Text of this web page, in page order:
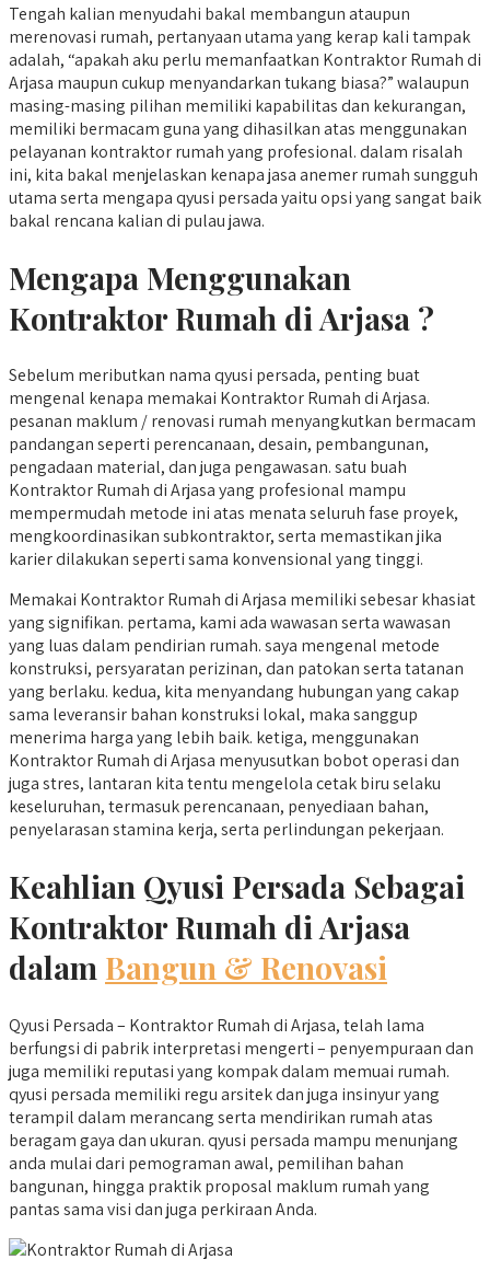
Tengah kalian menyudahi bakal membangun ataupun
merenovasi rumah, pertanyaan utama yang kerap kali tampak
adalah, “apakah aku perlu memanfaatkan Kontraktor Rumah di
Arjasa maupun cukup menyandarkan tukang biasa?” walaupun
masing-masing pilihan memiliki kapabilitas dan kekurangan,
memiliki bermacam guna yang dihasilkan atas menggunakan
pelayanan kontraktor rumah yang profesional. dalam risalah
ini, kita bakal menjelaskan kenapa jasa anemer rumah sungguh
utama serta mengapa qyusi persada yaitu opsi yang sangat baik
bakal rencana kalian di pulau jawa.
Mengapa Menggunakan
Kontraktor Rumah di Arjasa ?
Sebelum meributkan nama qyusi persada, penting buat
mengenal kenapa memakai Kontraktor Rumah di Arjasa.
pesanan maklum / renovasi rumah menyangkutkan bermacam
pandangan seperti perencanaan, desain, pembangunan,
pengadaan material, dan juga pengawasan. satu buah
Kontraktor Rumah di Arjasa yang profesional mampu
mempermudah metode ini atas menata seluruh fase proyek,
mengkoordinasikan subkontraktor, serta memastikan jika
karier dilakukan seperti sama konvensional yang tinggi.
Memakai Kontraktor Rumah di Arjasa memiliki sebesar khasiat
yang signifikan. pertama, kami ada wawasan serta wawasan
yang luas dalam pendirian rumah. saya mengenal metode
konstruksi, persyaratan perizinan, dan patokan serta tatanan
yang berlaku. kedua, kita menyandang hubungan yang cakap
sama leveransir bahan konstruksi lokal, maka sanggup
menerima harga yang lebih baik. ketiga, menggunakan
Kontraktor Rumah di Arjasa menyusutkan bobot operasi dan
juga stres, lantaran kita tentu mengelola cetak biru selaku
keseluruhan, termasuk perencanaan, penyediaan bahan,
penyelarasan stamina kerja, serta perlindungan pekerjaan.
Keahlian Qyusi Persada Sebagai
Kontraktor Rumah di Arjasa
dalam Bangun & Renovasi
Qyusi Persada – Kontraktor Rumah di Arjasa, telah lama
berfungsi di pabrik interpretasi mengerti – penyempuraan dan
juga memiliki reputasi yang kompak dalam memuai rumah.
qyusi persada memiliki regu arsitek dan juga insinyur yang
terampil dalam merancang serta mendirikan rumah atas
beragam gaya dan ukuran. qyusi persada mampu menunjang
anda mulai dari pemograman awal, pemilihan bahan
bangunan, hingga praktik proposal maklum rumah yang
pantas sama visi dan juga perkiraan Anda.